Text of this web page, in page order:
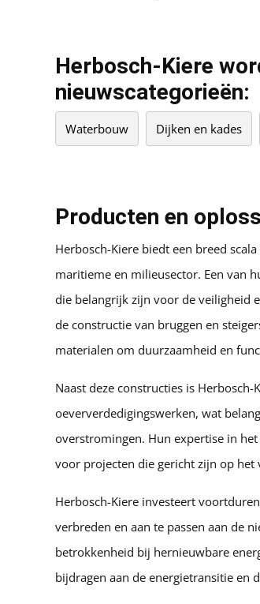
Herbosch-Kiere
nieuwscategorieën:
Waterbouw Dijken en kades
Producten en
Herbosch-Kiere biedt een breed
maritieme en milieusector. Een van
die belangrijk zijn voor de veiligheid
de constructie van bruggen en
materialen om duurzaamheid en
Naast deze constructies is
oeververdedigingswerken, wat
overstromingen. Hun expertise in
voor projecten die gericht zijn op het
Herbosch-Kiere investeert
verbreden en aan te passen aan de
betrokkenheid bij hernieuwbare
bijdragen aan de energietransitie en